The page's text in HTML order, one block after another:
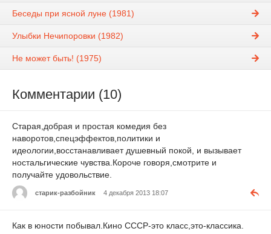
Беседы при ясной луне (1981)
Улыбки Нечипоровки (1982)
Не может быть! (1975)
Комментарии (10)
Старая,добрая и простая комедия без
наворотов,спецэффектов,политики и
идеологии,восстанавливает душевный покой, и вызывает
ностальгические чувства.Короче говоря,смотрите и
получайте удовольствие.
старик-разбойник 4 декабря 2013 18:07
Как в юности побывал.Кино СССР-это класс,это-классика.